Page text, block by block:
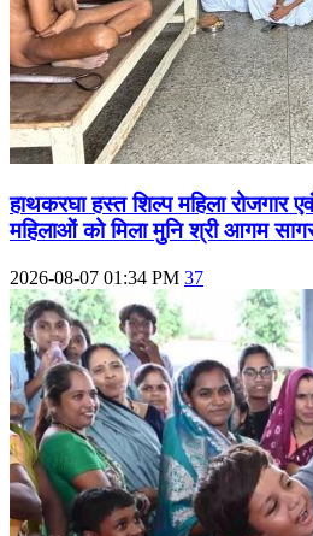
हाथकरघा हस्त शिल्प महिला रोजगार
महिलाओं को मिला मुनि श्री आगम
2026-08-07 01:34 PM 37